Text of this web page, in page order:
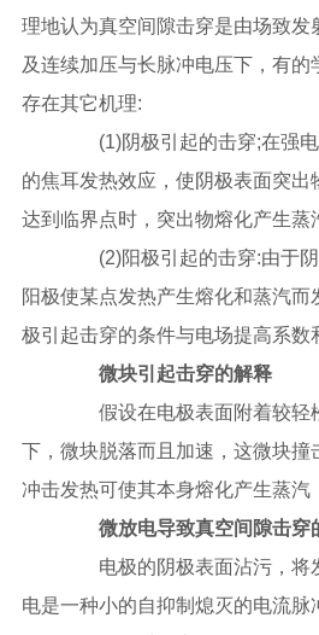
理地认为真空间隙击穿是由场致发
及连续加压与长脉冲电压下，有的
存在其它机理:
(1)阴极引起的击穿;在强电
的焦耳发热效应，使阴极表面突出
达到临界点时，突出物熔化产生蒸
(2)阳极引起的击穿:由于阴
阳极使某点发热产生熔化和蒸汽而
极引起击穿的条件与电场提高系数
微块引起击穿的解释
假设在电极表面附着较轻
下，微块脱落而且加速，这微块撞
冲击发热可使其本身熔化产生蒸汽
微放电导致真空间隙击穿
电极的阴极表面沾污，将
电是一种小的自抑制熄灭的电流脉